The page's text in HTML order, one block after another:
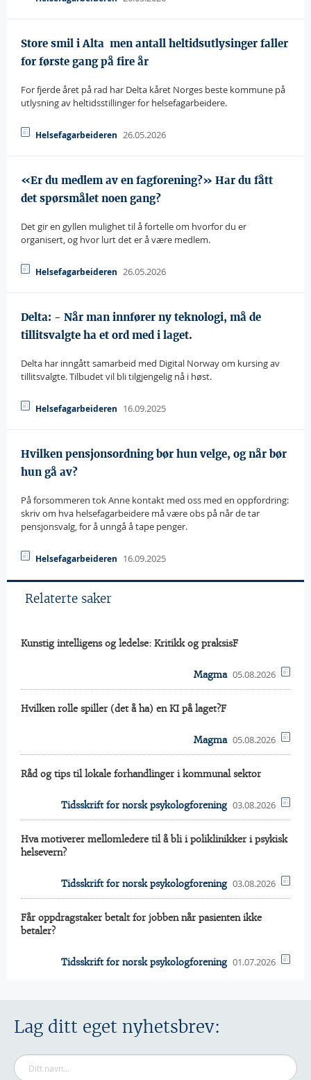
Store smil i Alta  men antall heltidsutlysinger faller
for første gang på fire år
For fjerde året på rad har Delta kåret Norges beste kommune på
utlysning av heltidsstillinger for helsefagarbeidere.
Helsefagarbeideren 26.05.2026
«Er du medlem av en fagforening?» Har du fått
det spørsmålet noen gang?
Det gir en gyllen mulighet til å fortelle om hvorfor du er
organisert, og hvor lurt det er å være medlem.
Helsefagarbeideren 26.05.2026
Delta: - Når man innfører ny teknologi, må de
tillitsvalgte ha et ord med i laget.
Delta har inngått samarbeid med Digital Norway om kursing av
tillitsvalgte. Tilbudet vil bli tilgjengelig nå i høst.
Helsefagarbeideren 16.09.2025
Hvilken pensjonsordning bør hun velge, og når bør
hun gå av?
På forsommeren tok Anne kontakt med oss med en oppfordring:
skriv om hva helsefagarbeidere må være obs på når de tar
pensjonsvalg, for å unngå å tape penger.
Helsefagarbeideren 16.09.2025
Relaterte saker
Kunstig intelligens og ledelse: Kritikk og praksisF
Magma 05.08.2026
Hvilken rolle spiller (det å ha) en KI på laget?F
Magma 05.08.2026
Råd og tips til lokale forhandlinger i kommunal sektor
Tidsskrift for norsk psykologforening 03.08.2026
Hva motiverer mellomledere til å bli i poliklinikker i psykisk
helsevern?
Tidsskrift for norsk psykologforening 03.08.2026
Får oppdragstaker betalt for jobben når pasienten ikke
betaler?
Tidsskrift for norsk psykologforening 01.07.2026
Lag ditt eget nyhetsbrev: